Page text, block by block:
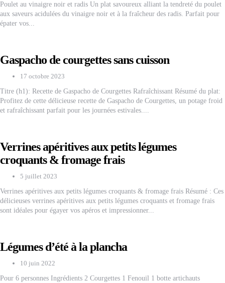
Poulet au vinaigre noir et radis Un plat savoureux alliant la tendreté du poulet
aux saveurs acidulées du vinaigre noir et à la fraîcheur des radis. Parfait pour
épater vos...
Gaspacho de courgettes sans cuisson
17 octobre 2023
Titre (h1): Recette de Gaspacho de Courgettes Rafraîchissant Résumé du plat:
Profitez de cette délicieuse recette de Gaspacho de Courgettes, un potage froid
et rafraîchissant parfait pour les journées estivales....
Verrines apéritives aux petits légumes
croquants & fromage frais
5 juillet 2023
Verrines apéritives aux petits légumes croquants & fromage frais Résumé : Ces
délicieuses verrines apéritives aux petits légumes croquants et fromage frais
sont idéales pour égayer vos apéros et impressionner...
Légumes d’été à la plancha
10 juin 2022
Pour 6 personnes Ingrédients 2 Courgettes 1 Fenouil 1 botte artichauts